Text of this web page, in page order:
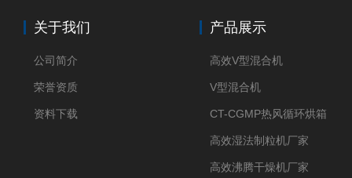
关于我们
公司简介
荣誉资质
资料下载
产品展示
高效V型混合机
V型混合机
CT-CGMP热风循环烘箱
高效湿法制粒机厂家
高效沸腾干燥机厂家